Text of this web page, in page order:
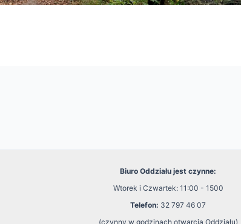
Biuro Oddziału jest czynne:
Wtorek i Czwartek: 11:00 - 1500
Telefon: 32 797 46 07
(czynny w godzinach otwarcia Oddziału)